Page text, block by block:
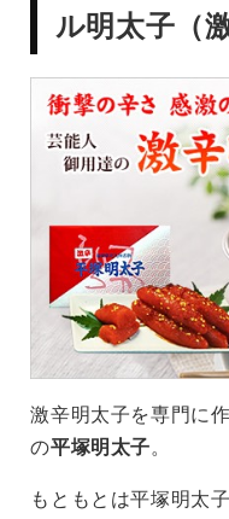
ル明太子（
激辛明太子を専門に
の平塚明太子。
もともとは平塚明太